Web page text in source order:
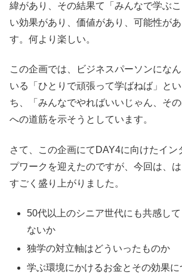
緯があり、その結果て「みんなで学ぶ
い効果があり、価値があり、可能性が
す。何より楽しい。
この企画では、ビジネスパーソンにな
いる「ひとりで頑張って学ばねば」と
ち、「みんなでやればいいじゃん、その
への道筋を示そうとしています。
さて、この企画にてDAY4に向けたイン
プワークを迎えたのですが、今回は、
すごく盛り上がりました。
50代以上のシニア世代にも共感し
ないか
独学の対立軸はどういったものか
学ぶ環境にかけるお金とその効果に